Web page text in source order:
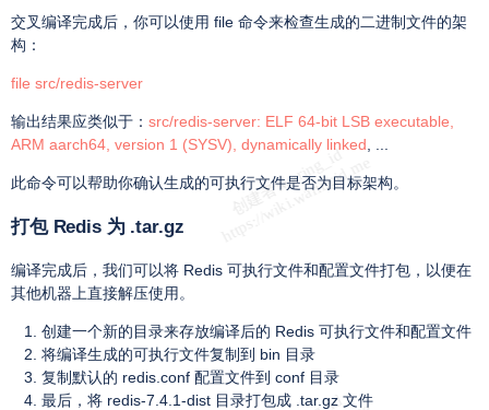
交叉编译完成后，你可以使用 file 命令来检查生成的二进制文件的架
构：
file src/redis-server
输出结果应类似于： src/redis-server: ELF 64-bit LSB executable,
ARM aarch64, version 1 (SYSV), dynamically linked
此命令可以帮助你确认生成的可执行文件是否为目标架构。
打包 Redis 为 .tar.gz
编译完成后，我们可以将 Redis 可执行文件和配置文件打包，以便在
其他机器上直接解压使用。
创建一个新的目录来存放编译后的 Redis 可执行文件和配置文件
将编译生成的可执行文件复制到 bin 目录
复制默认的 redis.conf 配置文件到 conf 目录
最后，将 redis-7.4.1-dist 目录打包成 .tar.gz 文件